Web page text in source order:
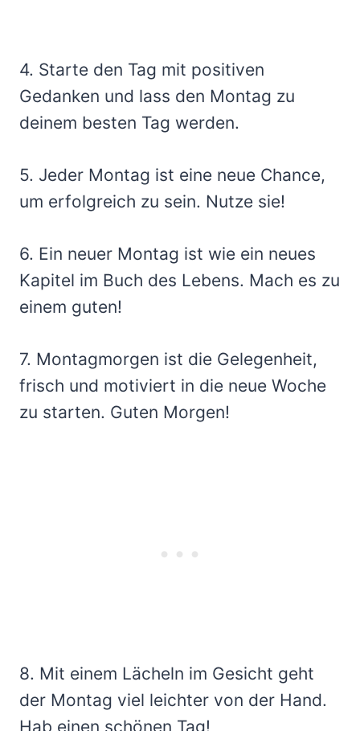
4. Starte den Tag mit positiven
Gedanken und lass den Montag zu
deinem besten Tag werden.
5. Jeder Montag ist eine neue Chance,
um erfolgreich zu sein. Nutze sie!
6. Ein neuer Montag ist wie ein neues
Kapitel im Buch des Lebens. Mach es zu
einem guten!
7. Montagmorgen ist die Gelegenheit,
frisch und motiviert in die neue Woche
zu starten. Guten Morgen!
8. Mit einem Lächeln im Gesicht geht
der Montag viel leichter von der Hand.
Hab einen schönen Tag!